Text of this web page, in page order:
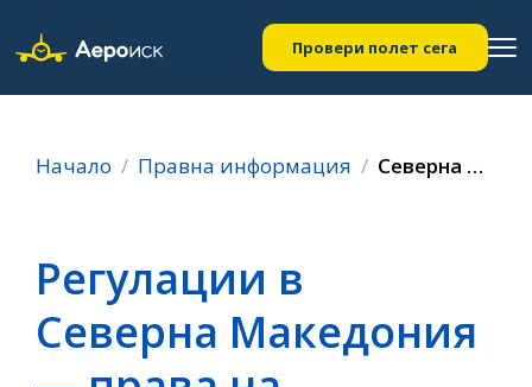
Провери полет сега
Начало Правна информация Северна Македония
Регулации в
Северна Македония